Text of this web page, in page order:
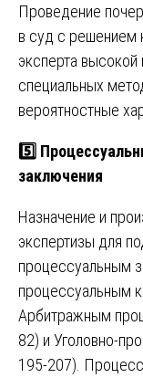
Проведение
в суд с решением
эксперта высокой
специальных
вероятностные
5️⃣
заключения
Назначение и
экспертизы для
процессуальным
процессуальным
Арбитражным
82) и Уголовно-
195-207). Процесс